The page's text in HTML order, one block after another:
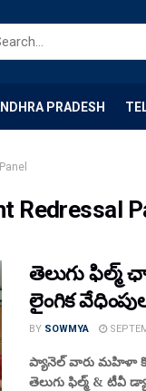
PRADESH
Redressal
తెలుగు ఫిల్మ్
లైంగిక
BY SOWMYA
ప్యానెల్ వారు మహిళా
తెలుగు ఫిల్మ్ & టీవీ